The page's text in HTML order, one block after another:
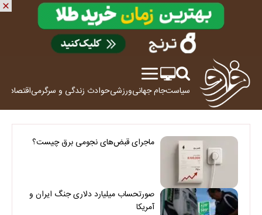
سیاستجام جهانیورزشیحوادث زندگی و سرگرمیاقتصاد
ماجرای قبض‌های نجومی برق چیست؟
صورتحساب میلیارد دلاری جنگ ایران و
آمریکا